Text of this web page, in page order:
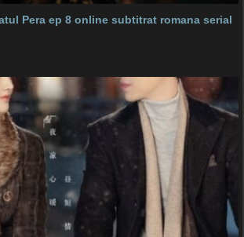
Pera ep 8 online subtitrat romana serial